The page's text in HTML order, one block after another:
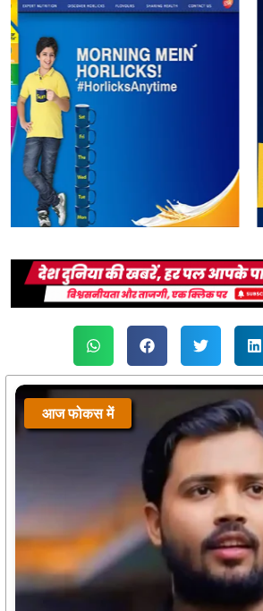
आज फोकस में
आज फोकस में